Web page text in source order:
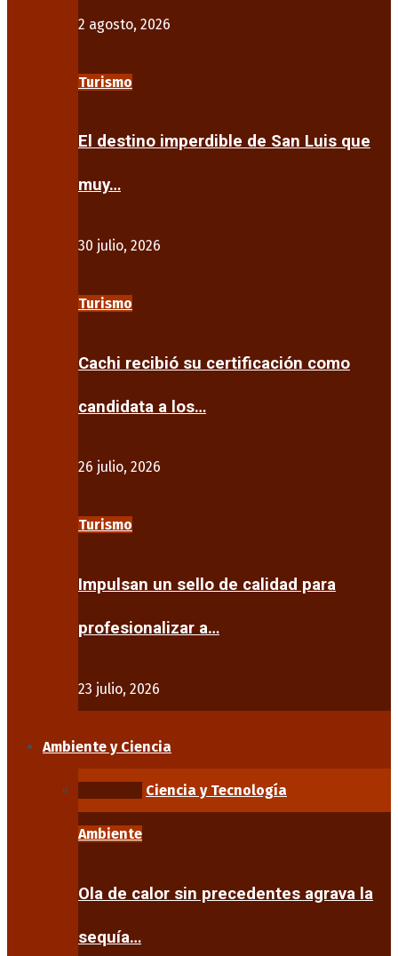
2 agosto, 2026
Turismo
El destino imperdible de San Luis que
muy…
30 julio, 2026
Turismo
Cachi recibió su certificación como
candidata a los…
26 julio, 2026
Turismo
Impulsan un sello de calidad para
profesionalizar a…
23 julio, 2026
Ambiente y Ciencia
Ciencia y Tecnología
Ambiente
Ola de calor sin precedentes agrava la
sequía…